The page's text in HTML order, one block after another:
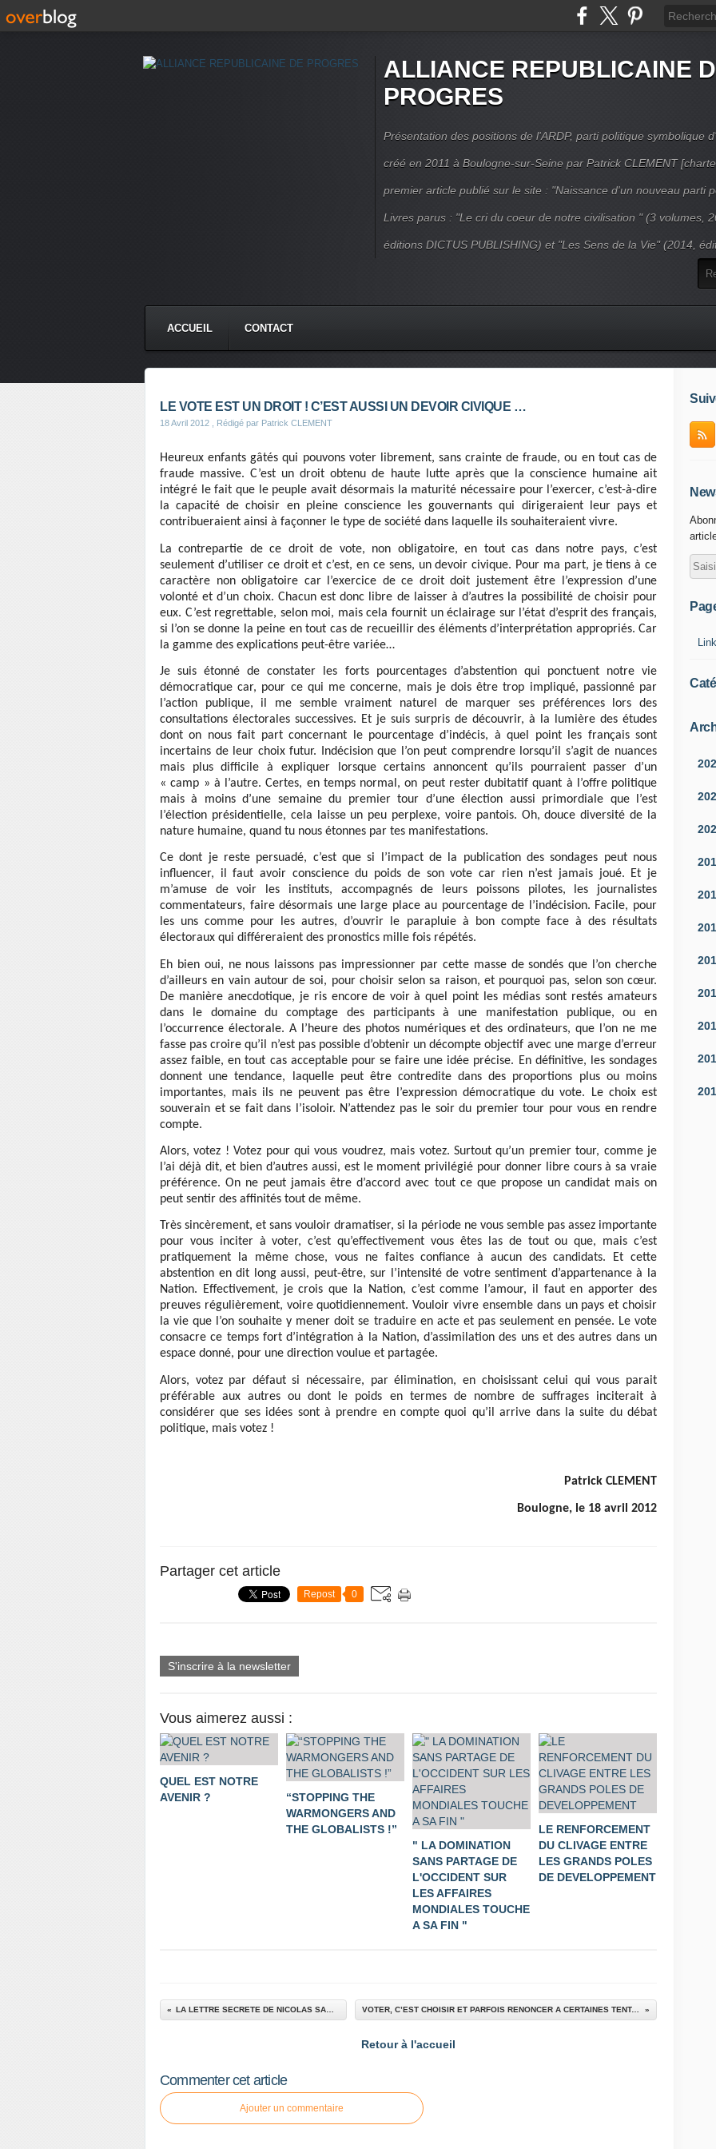
ALLIANCE REPUBLICAINE
PROGRES
Présentation des positions de l'ARDP, parti politique symbolique
créé en 2011 à Boulogne-sur-Seine par Patrick CLEMENT
premier article publié sur le site : "Naissance d'un nouveau parti
Livres parus : "Le cri du coeur de notre civilisation " (3 volumes,
éditions DICTUS PUBLISHING) et "Les Sens de la Vie" (2014,
ACCUEIL CONTACT
LE VOTE EST UN DROIT ! C’EST AUSSI UN DEVOIR CIVIQUE …
18 Avril 2012 , Rédigé par Patrick CLEMENT
Heureux enfants gâtés qui pouvons voter librement, sans crainte de fraude, ou en tout cas de
fraude massive. C’est un droit obtenu de haute lutte après que la conscience humaine ait
intégré le fait que le peuple avait désormais la maturité nécessaire pour l’exercer, c’est-à-dire
la capacité de choisir en pleine conscience les gouvernants qui dirigeraient leur pays et
contribueraient ainsi à façonner le type de société dans laquelle ils souhaiteraient vivre.
La contrepartie de ce droit de vote, non obligatoire, en tout cas dans notre pays, c’est
seulement d’utiliser ce droit et c’est, en ce sens, un devoir civique. Pour ma part, je tiens à ce
caractère non obligatoire car l’exercice de ce droit doit justement être l’expression d’une
volonté et d’un choix. Chacun est donc libre de laisser à d’autres la possibilité de choisir pour
eux. C’est regrettable, selon moi, mais cela fournit un éclairage sur l’état d’esprit des français,
si l’on se donne la peine en tout cas de recueillir des éléments d’interprétation appropriés. Car
la gamme des explications peut-être variée…
Je suis étonné de constater les forts pourcentages d’abstention qui ponctuent notre vie
démocratique car, pour ce qui me concerne, mais je dois être trop impliqué, passionné par
l’action publique, il me semble vraiment naturel de marquer ses préférences lors des
consultations électorales successives. Et je suis surpris de découvrir, à la lumière des études
dont on nous fait part concernant le pourcentage d’indécis, à quel point les français sont
incertains de leur choix futur. Indécision que l’on peut comprendre lorsqu’il s’agit de nuances
mais plus difficile à expliquer lorsque certains annoncent qu’ils pourraient passer d’un
« camp » à l’autre. Certes, en temps normal, on peut rester dubitatif quant à l’offre politique
mais à moins d’une semaine du premier tour d’une élection aussi primordiale que l’est
l’élection présidentielle, cela laisse un peu perplexe, voire pantois. Oh, douce diversité de la
nature humaine, quand tu nous étonnes par tes manifestations.
Ce dont je reste persuadé, c’est que si l’impact de la publication des sondages peut nous
influencer, il faut avoir conscience du poids de son vote car rien n’est jamais joué. Et je
m’amuse de voir les instituts, accompagnés de leurs poissons pilotes, les journalistes
commentateurs, faire désormais une large place au pourcentage de l’indécision. Facile, pour
les uns comme pour les autres, d’ouvrir le parapluie à bon compte face à des résultats
électoraux qui différeraient des pronostics mille fois répétés.
Eh bien oui, ne nous laissons pas impressionner par cette masse de sondés que l’on cherche
d’ailleurs en vain autour de soi, pour choisir selon sa raison, et pourquoi pas, selon son cœur.
De manière anecdotique, je ris encore de voir à quel point les médias sont restés amateurs
dans le domaine du comptage des participants à une manifestation publique, ou en
l’occurrence électorale. A l’heure des photos numériques et des ordinateurs, que l’on ne me
fasse pas croire qu’il n’est pas possible d’obtenir un décompte objectif avec une marge d’erreur
assez faible, en tout cas acceptable pour se faire une idée précise. En définitive, les sondages
donnent une tendance, laquelle peut être contredite dans des proportions plus ou moins
importantes, mais ils ne peuvent pas être l’expression démocratique du vote. Le choix est
souverain et se fait dans l’isoloir. N’attendez pas le soir du premier tour pour vous en rendre
compte.
Alors, votez ! Votez pour qui vous voudrez, mais votez. Surtout qu’un premier tour, comme je
l’ai déjà dit, et bien d’autres aussi, est le moment privilégié pour donner libre cours à sa vraie
préférence. On ne peut jamais être d’accord avec tout ce que propose un candidat mais on
peut sentir des affinités tout de même.
Très sincèrement, et sans vouloir dramatiser, si la période ne vous semble pas assez importante
pour vous inciter à voter, c’est qu’effectivement vous êtes las de tout ou que, mais c’est
pratiquement la même chose, vous ne faites confiance à aucun des candidats. Et cette
abstention en dit long aussi, peut-être, sur l’intensité de votre sentiment d’appartenance à la
Nation. Effectivement, je crois que la Nation, c’est comme l’amour, il faut en apporter des
preuves régulièrement, voire quotidiennement. Vouloir vivre ensemble dans un pays et choisir
la vie que l’on souhaite y mener doit se traduire en acte et pas seulement en pensée. Le vote
consacre ce temps fort d’intégration à la Nation, d’assimilation des uns et des autres dans un
espace donné, pour une direction voulue et partagée.
Alors, votez par défaut si nécessaire, par élimination, en choisissant celui qui vous parait
préférable aux autres ou dont le poids en termes de nombre de suffrages inciterait à
considérer que ses idées sont à prendre en compte quoi qu’il arrive dans la suite du débat
politique, mais votez !
Patrick CLEMENT
Boulogne, le 18 avril 2012
Partager cet article
Repost 0
S'inscrire à la newsletter
Vous aimerez aussi :
QUEL EST NOTRE
AVENIR ?
“STOPPING THE
WARMONGERS AND
THE GLOBALISTS !”
" LA DOMINATION
SANS PARTAGE DE
L'OCCIDENT SUR
LES AFFAIRES
MONDIALES TOUCHE
A SA FIN "
LE RENFORCEMENT
DU CLIVAGE ENTRE
LES GRANDS POLES
DE DEVELOPPEMENT
VOTER, C’EST CHOISIR ET PARFOIS RENONCER A CERTAINES TENTATIONS !
Retour à l'accueil
Commenter cet article
Ajouter un commentaire